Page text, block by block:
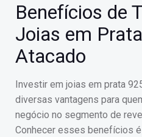
Benefícios de
Joias em
Atacado
Investir em joias em prata
diversas vantagens para
negócio no segmento de
Conhecer esses benefícios